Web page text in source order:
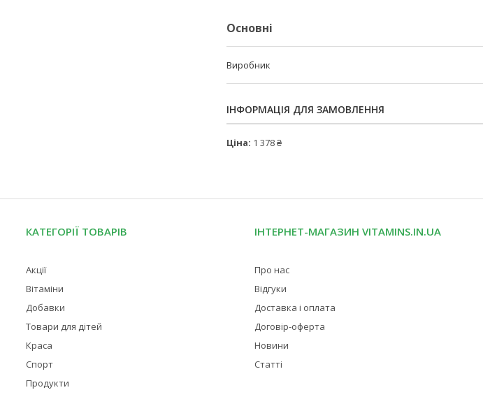
Основні
Виробник
ІНФОРМАЦІЯ ДЛЯ ЗАМОВЛЕННЯ
Ціна: 1 378 ₴
КАТЕГОРІЇ ТОВАРІВ
Акції
Вітаміни
Добавки
Товари для дітей
Краса
Спорт
Продукти
ІНТЕРНЕТ-МАГАЗИН VITAMINS.IN.UA
Про нас
Відгуки
Доставка і оплата
Договір-оферта
Новини
Статті